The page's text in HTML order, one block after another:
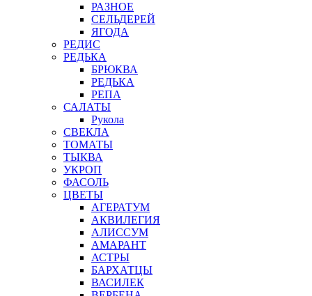
РАЗНОЕ
СЕЛЬДЕРЕЙ
ЯГОДА
РЕДИС
РЕДЬКА
БРЮКВА
РЕДЬКА
РЕПА
САЛАТЫ
Рукола
СВЕКЛА
ТОМАТЫ
ТЫКВА
УКРОП
ФАСОЛЬ
ЦВЕТЫ
АГЕРАТУМ
АКВИЛЕГИЯ
АЛИССУМ
АМАРАНТ
АСТРЫ
БАРХАТЦЫ
ВАСИЛЕК